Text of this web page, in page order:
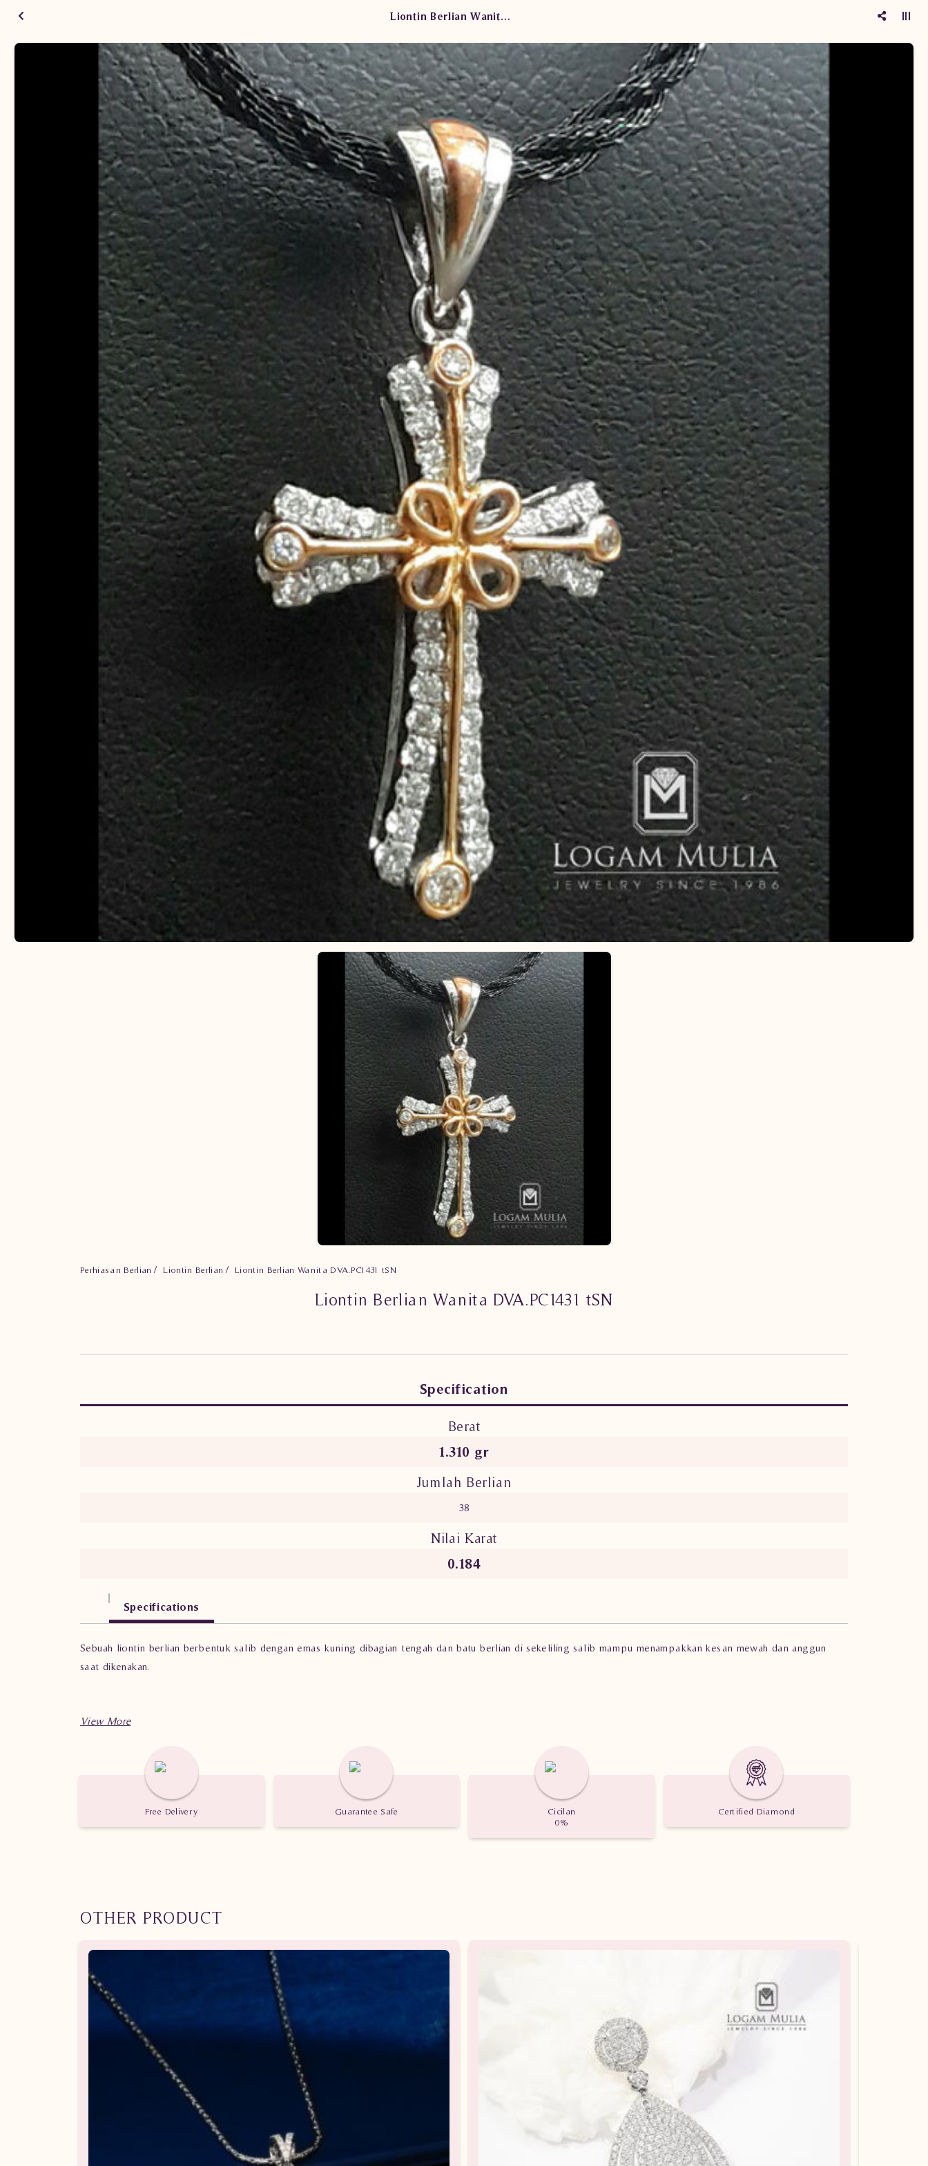
Liontin Berlian Wanita DVA.PC1431 tSN
Perhiasan Berlian Liontin Berlian Liontin Berlian Wanita DVA.PC1431 tSN
Liontin Berlian Wanita DVA.PC1431 tSN
Specification
Berat
1.310 gr
Jumlah Berlian
38
Nilai Karat
0.184
Specifications
Sebuah liontin berlian berbentuk salib dengan emas kuning dibagian tengah dan batu berlian di sekeliling salib mampu menampakkan kesan mewah dan anggun
saat dikenakan.
Spesifikasi
Jumlah berlian : 38 buah
Nilai Karat : 0.184 karat
Free Delivery Guarantee Safe
Cicilan
0%
Certified Diamond
OTHER PRODUCT